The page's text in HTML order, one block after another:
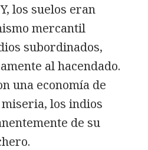
los suelos eran
mercantil
subordinados,
al hacendado.
una economía de
los indios
de su